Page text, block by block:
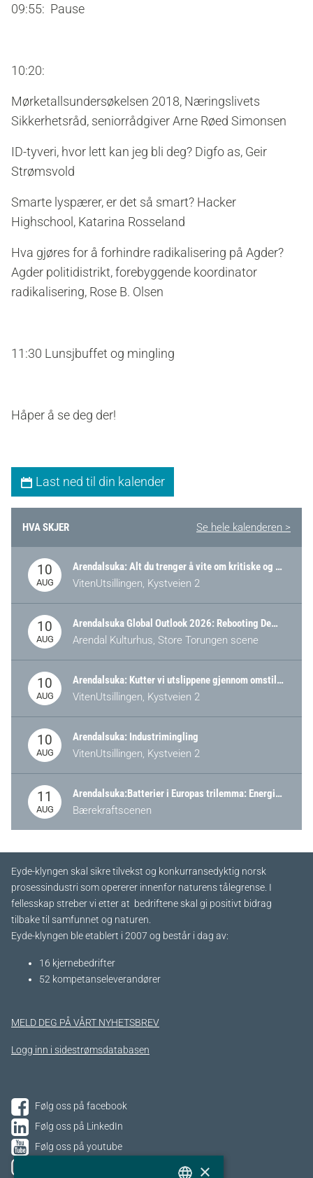
09:55: Pause
10:20:
Mørketallsundersøkelsen 2018, Næringslivets
Sikkerhetsråd, seniorrådgiver Arne Røed Simonsen
ID-tyveri, hvor lett kan jeg bli deg? Digfo as, Geir
Strømsvold
Smarte lyspærer, er det så smart? Hacker
Highschool, Katarina Rosseland
Hva gjøres for å forhindre radikalisering på Agder?
Agder politidistrikt, forebyggende koordinator
radikalisering, Rose B. Olsen
11:30 Lunsjbuffet og mingling
Håper å se deg der!
Last ned til din kalender
HVA SKJER Se hele kalenderen >
10
AUG
Arendalsuka: Alt du trenger å vite om kritiske og strategiske verdikjeder i Norge
VitenUtsillingen, Kystveien 2
10
AUG
Arendalsuka Global Outlook 2026: Rebooting Democracy for a New World Order
Arendal Kulturhus, Store Torungen scene
10
AUG
Arendalsuka: Kutter vi utslippene gjennom omstilling – eller tap av industri?
VitenUtsillingen, Kystveien 2
10
AUG
Arendalsuka: Industrimingling
VitenUtsillingen, Kystveien 2
11
AUG
Arendalsuka:Batterier i Europas trilemma: Energisikkerhet, konkurransekraft og bærekraft (Battery Norway-arrangement)
Bærekraftscenen
Eyde-klyngen skal sikre tilvekst og konkurransedyktig norsk
prosessindustri som opererer innenfor naturens tålegrense. I
fellesskap streber vi etter at bedriftene skal gi positivt bidrag
tilbake til samfunnet og naturen.
Eyde-klyngen ble etablert i 2007 og består i dag av:
16 kjernebedrifter​
52 kompetanseleverandører
MELD DEG PÅ VÅRT NYHETSBREV
Logg inn i sidestrømsdatabasen
Følg oss på facebook
Følg oss på LinkedIn
Følg oss på youtube
×